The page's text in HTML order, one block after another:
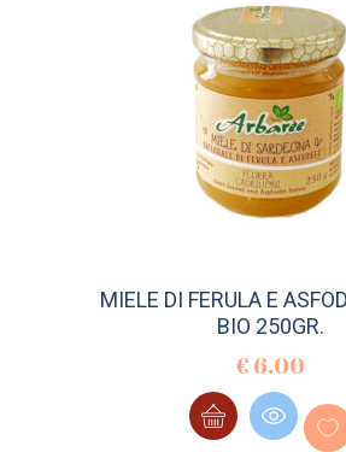
MIELE DI FERULA E
BIO 250GR.
€ 6.00